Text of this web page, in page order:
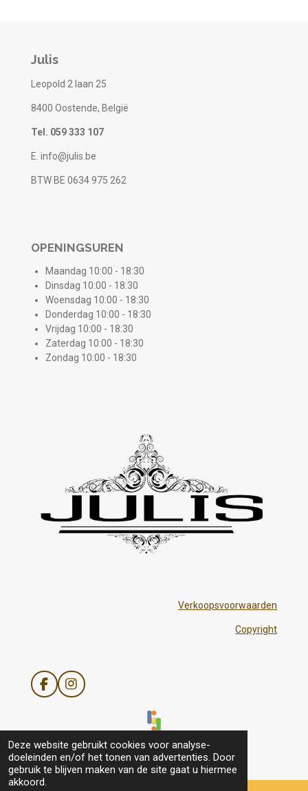
Deze website gebruikt cookies voor analyse-
doeleinden en/of het tonen van advertenties. Door
gebruik te blijven maken van de site gaat u hiermee
akkoord.
Julis
Leopold 2 laan 25
8400 Oostende, België
Tel. 059 333 107
E. info@julis.be
BTW BE 0634 975 262
OPENINGSUREN
Maandag 10:00 - 18:30
Dinsdag 10:00 - 18:30
Woensdag 10:00 - 18:30
Donderdag 10:00 - 18:30
Vrijdag 10:00 - 18:30
Zaterdag 10:00 - 18:30
Zondag 10:00 - 18:30
Verkoopsvoorwaarden
Copyright
F
o
o
k
I
g
r
a
© 2021 - 2026 Julis